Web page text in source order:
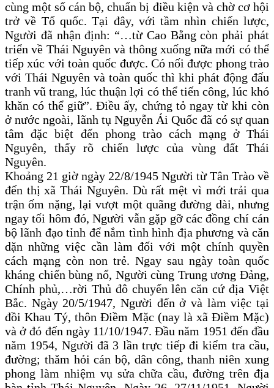
cùng một số cán bộ, chuẩn bị điều kiện và chờ cơ hội
trở về Tổ quốc. Tại đây, với tầm nhìn chiến lược,
Người đã nhận định: “…từ Cao Bằng còn phải phát
triển về Thái Nguyên và thông xuống nữa mới có thể
tiếp xúc với toàn quốc được. Có nối được phong trào
với Thái Nguyên và toàn quốc thì khi phát động đấu
tranh vũ trang, lúc thuận lợi có thể tiến công, lúc khó
khăn có thể giữ”. Điều ấy, chứng tỏ ngay từ khi còn
ở nước ngoài, lãnh tụ Nguyễn Ái Quốc đã có sự quan
tâm đặc biệt đến phong trào cách mạng ở Thái
Nguyên, thấy rõ chiến lược của vùng đất Thái
Nguyên.
Khoảng 21 giờ ngày 22/8/1945 Người từ Tân Trào về
đến thị xã Thái Nguyên. Dù rất mệt vì mới trải qua
trận ốm nặng, lại vượt một quãng đường dài, nhưng
ngay tối hôm đó, Người vẫn gặp gỡ các đồng chí cán
bộ lãnh đạo tỉnh để nắm tình hình địa phương và căn
dặn những việc cần làm đối với một chính quyền
cách mạng còn non trẻ. Ngay sau ngày toàn quốc
kháng chiến bùng nổ, Người cùng Trung ương Đảng,
Chính phủ,…rời Thủ đô chuyển lên căn cứ địa Việt
Bắc. Ngày 20/5/1947, Người đến ở và làm việc tại
đồi Khau Tý, thôn Điềm Mặc (nay là xã Điềm Mặc)
và ở đó đến ngày 11/10/1947. Đầu năm 1951 đến đầu
năm 1954, Người đã 3 lần trực tiếp đi kiểm tra cầu,
đường; thăm hỏi cán bộ, dân công, thanh niên xung
phong làm nhiệm vụ sửa chữa cầu, đường trên địa